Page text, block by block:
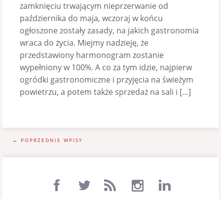
zamknięciu trwającym nieprzerwanie od
października do maja, wczoraj w końcu
ogłoszone zostały zasady, na jakich gastronomia
wraca do życia. Miejmy nadzieję, że
przedstawiony harmonogram zostanie
wypełniony w 100%. A co za tym idzie, najpierw
ogródki gastronomiczne i przyjęcia na świeżym
powietrzu, a potem także sprzedaż na sali i […]
← POPRZEDNIE WPISY